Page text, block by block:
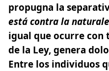
propugna la
está contra la
igual que ocurre con
de la Ley, genera
Entre los individuos